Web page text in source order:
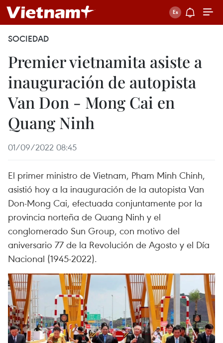
SOCIEDAD
Premier vietnamita asiste a
inauguración de autopista
Van Don - Mong Cai en
Quang Ninh
01/09/2022 08:45
El primer ministro de Vietnam, Pham Minh Chinh,
asistió hoy a la inauguración de la autopista Van
Don-Mong Cai, efectuada conjuntamente por la
provincia norteña de Quang Ninh y el
conglomerado Sun Group, con motivo del
aniversario 77 de la Revolución de Agosto y el Día
Nacional (1945-2022).